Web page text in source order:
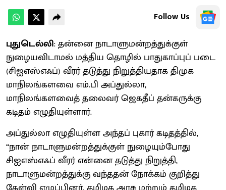
Follow Us
புதுடெல்லி: தன்னை நாடாளுமன்றத்துக்குள்
நுழையவிடாமல் மத்திய தொழில் பாதுகாப்புப் படை
(சிஐஎஸ்எஃப்) வீரர் தடுத்து நிறுத்தியதாக திமுக
மாநிலங்களவை எம்.பி அப்துல்லா,
மாநிலங்களவைத் தலைவர் ஜெகதீப் தன்கருக்கு
கடிதம் எழுதியுள்ளார்.
அப்துல்லா எழுதியுள்ள அந்தப் புகார் கடிதத்தில்,
“நான் நாடாளுமன்றத்துக்குள் நுழையும்போது
சிஐஎஸ்எஃப் வீரர் என்னை தடுத்து நிறுத்தி,
நாடாளுமன்றத்துக்கு வந்ததன் நோக்கம் குறித்து